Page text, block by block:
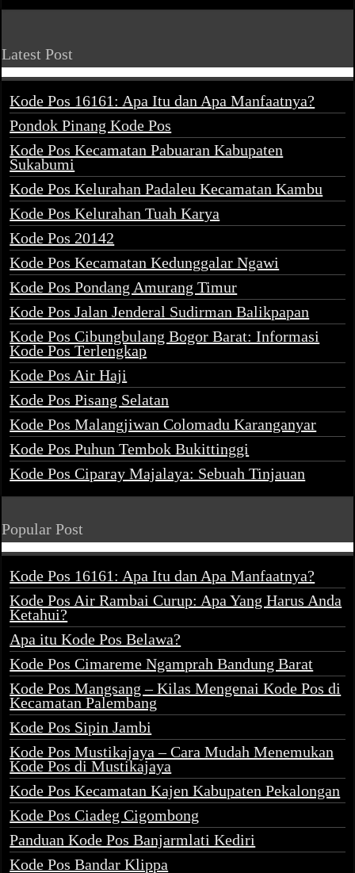
Latest Post
Kode Pos 16161: Apa Itu dan Apa Manfaatnya?
Pondok Pinang Kode Pos
Kode Pos Kecamatan Pabuaran Kabupaten
Sukabumi
Kode Pos Kelurahan Padaleu Kecamatan Kambu
Kode Pos Kelurahan Tuah Karya
Kode Pos 20142
Kode Pos Kecamatan Kedunggalar Ngawi
Kode Pos Pondang Amurang Timur
Kode Pos Jalan Jenderal Sudirman Balikpapan
Kode Pos Cibungbulang Bogor Barat: Informasi
Kode Pos Terlengkap
Kode Pos Air Haji
Kode Pos Pisang Selatan
Kode Pos Malangjiwan Colomadu Karanganyar
Kode Pos Puhun Tembok Bukittinggi
Kode Pos Ciparay Majalaya: Sebuah Tinjauan
Popular Post
Kode Pos 16161: Apa Itu dan Apa Manfaatnya?
Kode Pos Air Rambai Curup: Apa Yang Harus Anda
Ketahui?
Apa itu Kode Pos Belawa?
Kode Pos Cimareme Ngamprah Bandung Barat
Kode Pos Mangsang – Kilas Mengenai Kode Pos di
Kecamatan Palembang
Kode Pos Sipin Jambi
Kode Pos Mustikajaya – Cara Mudah Menemukan
Kode Pos di Mustikajaya
Kode Pos Kecamatan Kajen Kabupaten Pekalongan
Kode Pos Ciadeg Cigombong
Panduan Kode Pos Banjarmlati Kediri
Kode Pos Bandar Klippa